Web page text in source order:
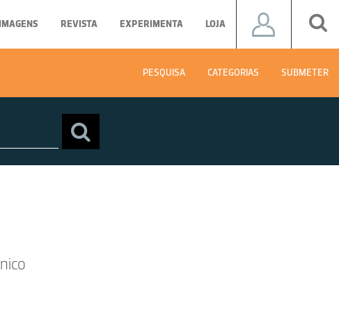
IMAGENS REVISTA EXPERIMENTA LOJA
PESQUISA CATEGORIAS SUBMETER